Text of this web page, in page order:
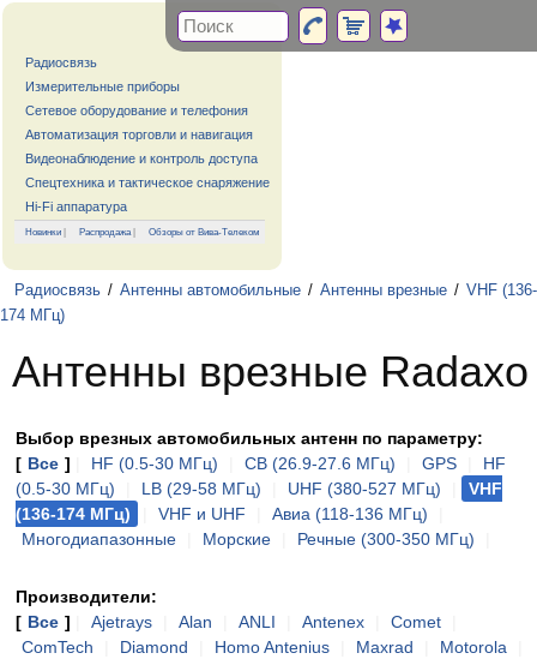
Радиосвязь
Измерительные приборы
Сетевое оборудование и телефония
Автоматизация торговли и навигация
Видеонаблюдение и контроль доступа
Спецтехника и тактическое снаряжение
Hi-Fi аппаратура
Новинки | Распродажа| Обзоры от Вива-Телеком
Радиосвязь / Антенны автомобильные / Антенны врезные / VHF (136-
174 МГц)
Антенны врезные Radaxo
Выбор врезных автомобильных антенн по параметру:
[ Все ] HF (0.5-30 МГц) CB (26.9-27.6 МГц) GPS
HF
(0.5-30 МГц)
LB (29-58 МГц) UHF (380-527 МГц)
VHF
(136-174 МГц)
VHF и UHF Авиа (118-136 МГц)
Многодиапазонные
Морские Речные (300-350 МГц)
Производители:
[ Все ] Ajetrays Alan ANLI Antenex Comet
ComTech
Diamond Homo Antenius Maxrad Motorola